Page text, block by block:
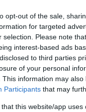
opt-out of the sale,
for targeted
selection. Please note
interest-based ads
to third parties
of your personal
This information may
Participants that may
that this website/app